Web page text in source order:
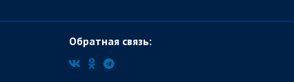
Обратная связь: